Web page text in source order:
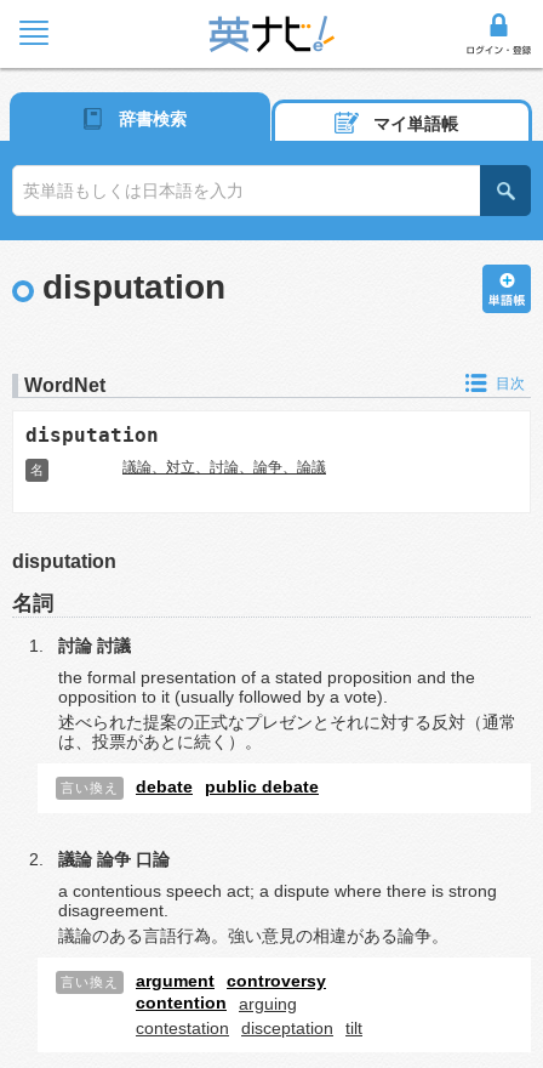
辞書検索 マイ単語帳
disputation
WordNet 目次
disputation
名 議論、対立、討論、論争、論議
disputation
名詞
討論 討議
the formal presentation of a stated proposition and the
opposition to it (usually followed by a vote).
述べられた提案の正式なプレゼンとそれに対する反対（通常
は、投票があとに続く）。
言い換え debate public debate
議論 論争 口論
a contentious speech act; a dispute where there is strong
disagreement.
議論のある言語行為。強い意見の相違がある論争。
言い換え argument
controversy
contention
arguing
contestation
disceptation tilt